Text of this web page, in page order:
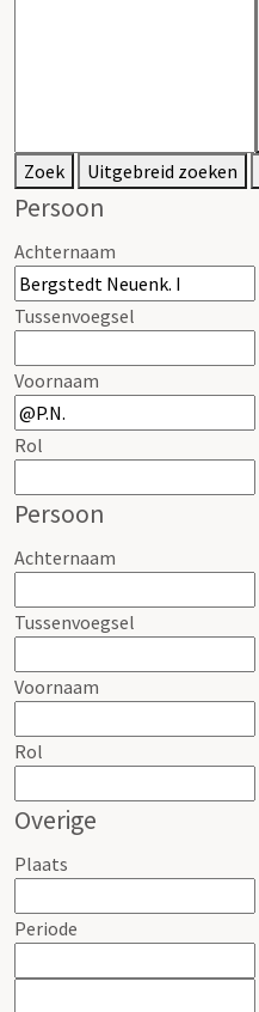
Zoek Uitgebreid zoeken
Persoon
Achternaam
Tussenvoegsel
Voornaam
Rol
Persoon
Achternaam
Tussenvoegsel
Voornaam
Rol
Overige
Plaats
Periode